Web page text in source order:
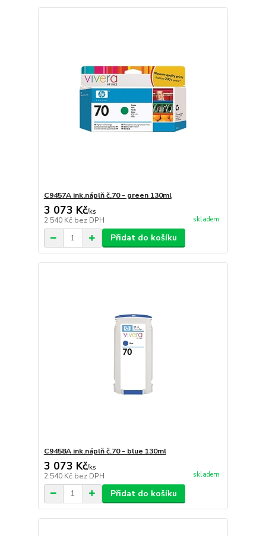
C9457A ink.náplň č.70 - green 130ml
3 073 Kč/ks
2 540 Kč bez DPH skladem
Přidat do košíku
C9458A ink.náplň č.70 - blue 130ml
3 073 Kč/ks
2 540 Kč bez DPH skladem
Přidat do košíku